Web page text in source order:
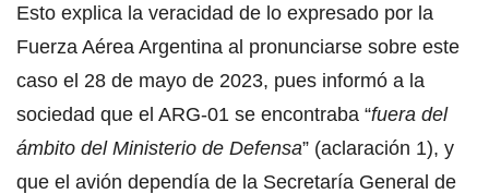
Esto explica la veracidad de lo expresado por la
Fuerza Aérea Argentina al pronunciarse sobre este
caso el 28 de mayo de 2023, pues informó a la
sociedad que el ARG-01 se encontraba “fuera del
ámbito del Ministerio de Defensa” (aclaración 1), y
que el avión dependía de la Secretaría General de